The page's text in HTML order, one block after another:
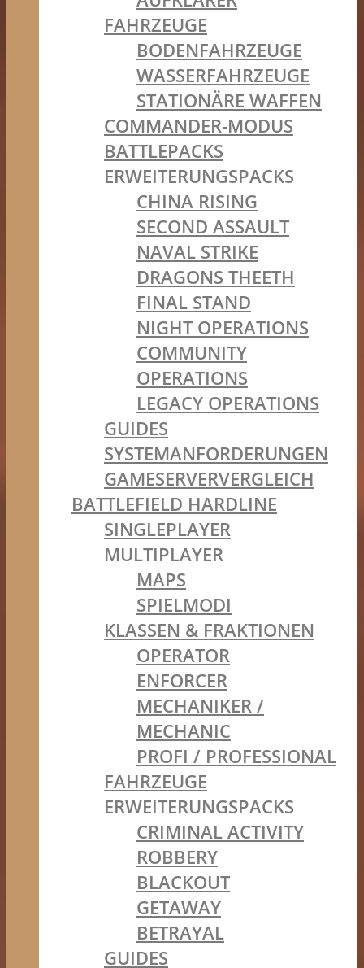
FAHRZEUGE
BODENFAHRZEUGE
WASSERFAHRZEUGE
STATIONÄRE WAFFEN
COMMANDER-MODUS
BATTLEPACKS
ERWEITERUNGSPACKS
CHINA RISING
SECOND ASSAULT
NAVAL STRIKE
DRAGONS THEETH
FINAL STAND
NIGHT OPERATIONS
COMMUNITY
OPERATIONS
LEGACY OPERATIONS
GUIDES
SYSTEMANFORDERUNGEN
GAMESERVERVERGLEICH
BATTLEFIELD HARDLINE
SINGLEPLAYER
MULTIPLAYER
MAPS
SPIELMODI
KLASSEN & FRAKTIONEN
OPERATOR
ENFORCER
MECHANIKER /
MECHANIC
PROFI / PROFESSIONAL
FAHRZEUGE
ERWEITERUNGSPACKS
CRIMINAL ACTIVITY
ROBBERY
BLACKOUT
GETAWAY
BETRAYAL
GUIDES